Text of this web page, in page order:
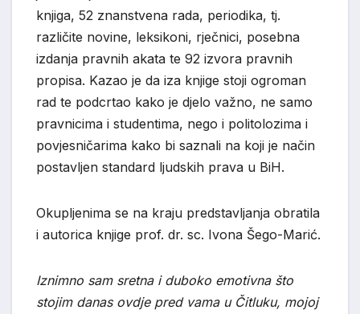
knjiga, 52 znanstvena rada, periodika, tj.
različite novine, leksikoni, rječnici, posebna
izdanja pravnih akata te 92 izvora pravnih
propisa. Kazao je da iza knjige stoji ogroman
rad te podcrtao kako je djelo važno, ne samo
pravnicima i studentima, nego i politolozima i
povjesničarima kako bi saznali na koji je način
postavljen standard ljudskih prava u BiH.
Okupljenima se na kraju predstavljanja obratila
i autorica knjige prof. dr. sc. Ivona Šego-Marić.
Iznimno sam sretna i duboko emotivna što
stojim danas ovdje pred vama u Čitluku, mojoj